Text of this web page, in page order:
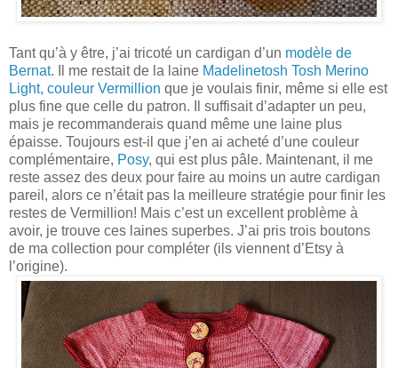
Tant qu’à y être, j’ai tricoté un cardigan d’un modèle de
Bernat. Il me restait de la laine Madelinetosh Tosh Merino
Light, couleur Vermillion que je voulais finir, même si elle est
plus fine que celle du patron. Il suffisait d’adapter un peu,
mais je recommanderais quand même une laine plus
épaisse. Toujours est-il que j’en ai acheté d’une couleur
complémentaire, Posy, qui est plus pâle. Maintenant, il me
reste assez des deux pour faire au moins un autre cardigan
pareil, alors ce n’était pas la meilleure stratégie pour finir les
restes de Vermillion! Mais c’est un excellent problème à
avoir, je trouve ces laines superbes. J’ai pris trois boutons
de ma collection pour compléter (ils viennent d’Etsy à
l’origine).